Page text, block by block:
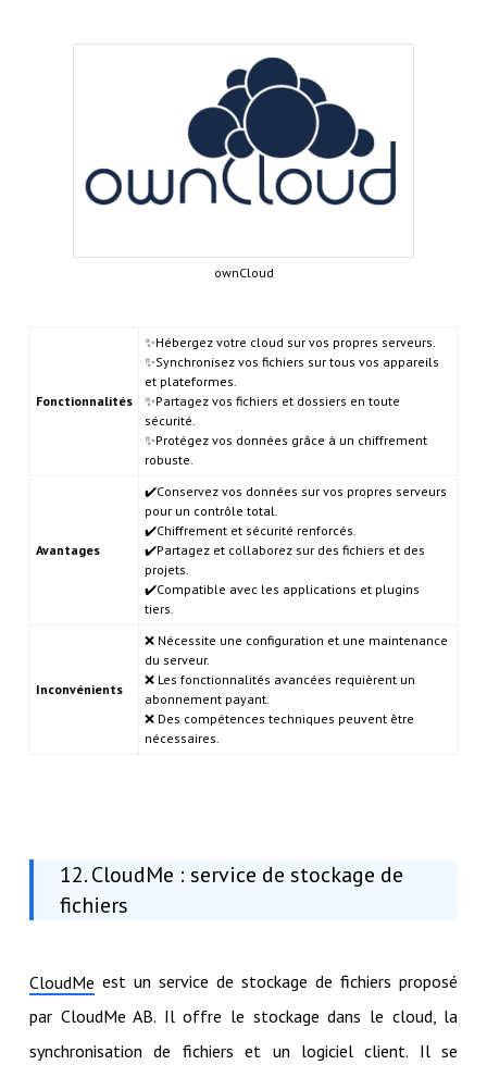
ownCloud
Fonctionnalités
✨Hébergez votre cloud sur vos propres serveurs.
✨Synchronisez vos fichiers sur tous vos appareils
et plateformes.
✨Partagez vos fichiers et dossiers en toute
sécurité.
✨Protégez vos données grâce à un chiffrement
robuste.
Avantages
✔️Conservez vos données sur vos propres serveurs
pour un contrôle total.
✔️Chiffrement et sécurité renforcés.
✔️Partagez et collaborez sur des fichiers et des
projets.
✔️Compatible avec les applications et plugins
tiers.
Inconvénients
❌ Nécessite une configuration et une maintenance
du serveur.
❌ Les fonctionnalités avancées requièrent un
abonnement payant.
❌ Des compétences techniques peuvent être
nécessaires.
12. CloudMe : service de stockage de
fichiers
CloudMe est un service de stockage de fichiers proposé
par CloudMe AB. Il offre le stockage dans le cloud, la
synchronisation de fichiers et un logiciel client. Il se